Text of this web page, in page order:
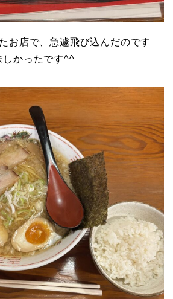
お店で、急遽飛び込んだのです
しかったです^^